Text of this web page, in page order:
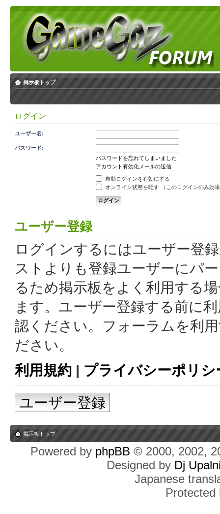
掲示板トップ
ログイン
ユーザー名:
パスワード:
パスワードを忘れてしまいました
アカウント有効化メールの送信
自動ログインを有効にする
オンライン状態を隠す （このログインのみ効
ユーザー登録
ログインするにはユーザー登
ストよりも登録ユーザーにパ
るため掲示板をよく利用する
ます。ユーザー登録する前に
認ください。フォーラムを利
ださい。
利用規約 | プライバシーポリシ
ユーザー登録
掲示板トップ
Powered by phpBB © 2000, 2002,
Designed by Dj
Japanese